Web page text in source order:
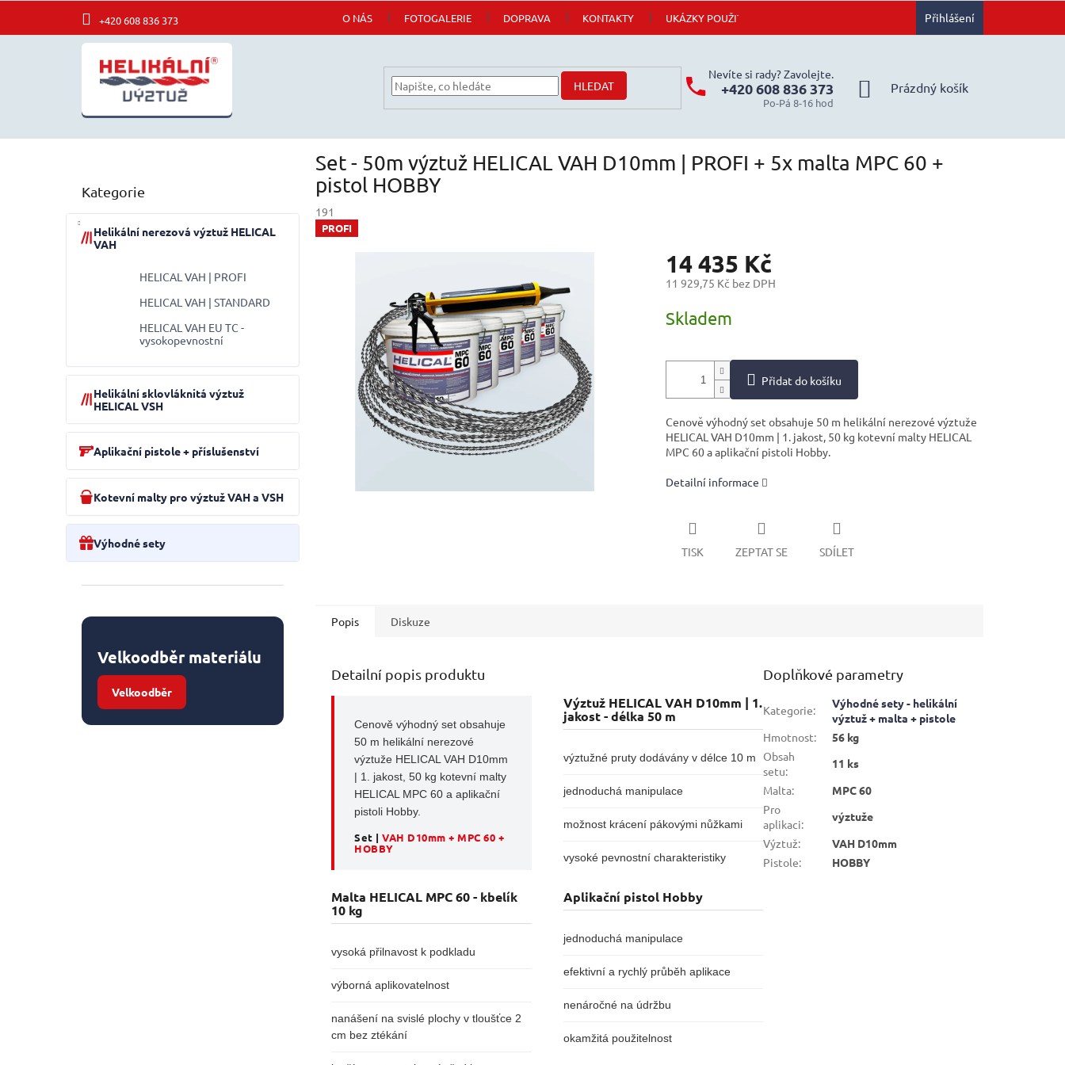
obsah
+420 608 836 373 O NÁS FOTOGALERIE DOPRAVA KONTAKTY UKÁZKY POUŽITÍ OBCHODNÍ PODMÍNKY
Přihlášení
HLEDAT
Nevíte si rady? Zavolejte.
+420 608 836 373
Po-Pá 8-16 hod
NÁKUPNÍ
Prázdný košík
r
l
kategorie
Kategorie
Helikální nerezová výztuž HELICAL
VAH
HELICAL VAH | PROFI
HELICAL VAH | STANDARD
HELICAL VAH EU TC -
vysokopevnostní
Helikální sklovláknitá výztuž
HELICAL VSH
Aplikační pistole + příslušenství
Kotevní malty pro výztuž VAH a VSH
Výhodné sety
Velkoodběr materiálu
Velkoodběr
Set - 50m výztuž HELICAL VAH D10mm | PROFI + 5x malta MPC 60 +
pistol HOBBY
191
PROFI
14 435 Kč
11 929,75 Kč bez DPH
cena:
Skladem
Přidat do košíku
Cenově výhodný set obsahuje 50 m helikální nerezové výztuže
HELICAL VAH D10mm | 1. jakost, 50 kg kotevní malty HELICAL
MPC 60 a aplikační pistoli Hobby.
Detailní informace
TISK ZEPTAT SE SDÍLET
Popis Diskuze
Detailní popis produktu
Cenově výhodný set obsahuje
50 m helikální nerezové
výztuže HELICAL VAH D10mm
| 1. jakost, 50 kg kotevní malty
HELICAL MPC 60 a aplikační
pistoli Hobby.
Set | VAH D10mm + MPC 60 +
HOBBY
Výztuž HELICAL VAH D10mm | 1.
jakost - délka 50 m
výztužné pruty dodávány v délce 10 m
jednoduchá manipulace
možnost krácení pákovými nůžkami
vysoké pevnostní charakteristiky
Malta HELICAL MPC 60 - kbelík
10 kg
vysoká přilnavost k podkladu
výborná aplikovatelnost
nanášení na svislé plochy v tloušťce 2
cm bez ztékání
Aplikační pistol Hobby
jednoduchá manipulace
efektivní a rychlý průběh aplikace
nenáročné na údržbu
okamžitá použitelnost
Doplňkové parametry
Kategorie:
Výhodné sety - helikální
výztuž + malta + pistole
Hmotnost:
56 kg
Obsah
setu:
11 ks
Malta:
MPC 60
Pro
aplikaci:
výztuže
Výztuž:
VAH D10mm
Pistole: HOBBY